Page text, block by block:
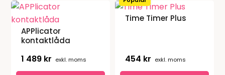
APPlicator
kontaktlåda
1 489 kr exkl. moms
Time Timer Plus
454 kr exkl. moms